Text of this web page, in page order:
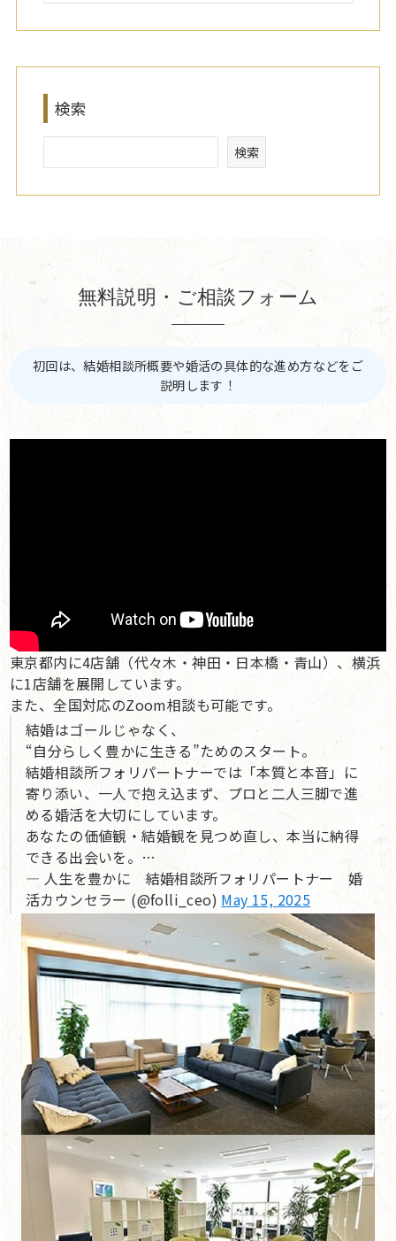
検索
検索
無料説明・ご相談フォーム
初回は、結婚相談所概要や婚活の具体的な進め方などをご
説明します！
東京都内に4店舗（代々木・神田・日本橋・青山）、横浜
に1店舗を展開しています。
また、全国対応のZoom相談も可能です。
結婚はゴールじゃなく、
“自分らしく豊かに生きる”ためのスタート。
結婚相談所フォリパートナーでは「本質と本音」に
寄り添い、一人で抱え込まず、プロと二人三脚で進
める婚活を大切にしています。
あなたの価値観・結婚観を見つめ直し、本当に納得
できる出会いを。…
— 人生を豊かに 結婚相談所フォリパートナー 婚
活カウンセラー (@folli_ceo) May 15, 2025